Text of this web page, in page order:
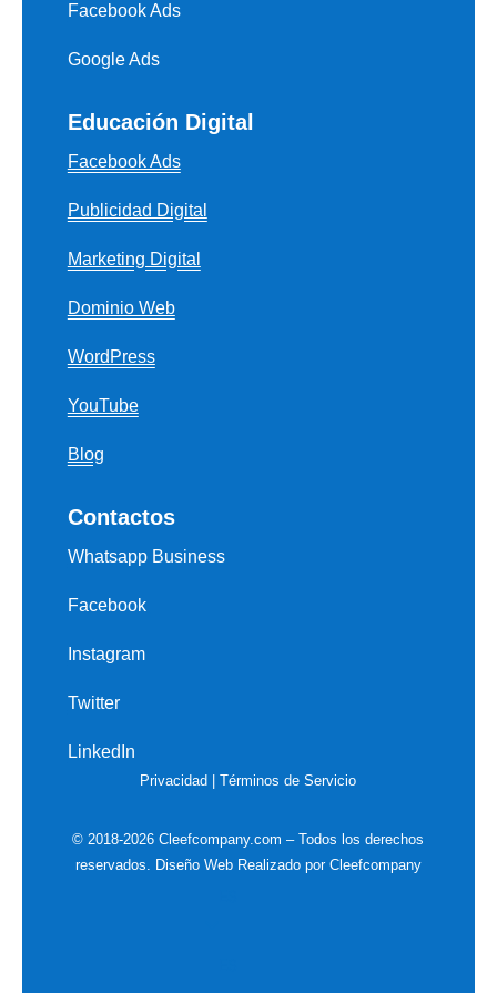
Facebook Ads
Google Ads
Educación Digital
Facebook Ads
Publicidad Digital
Marketing Digital
Dominio Web
WordPress
YouTube
Blog
Contactos
Whatsapp Business
Facebook
Instagram
Twitter
LinkedIn
Privacidad |Términos de Servicio
© 2018-2026 Cleefcompany.com – Todos los derechos
reservados. Diseño Web Realizado por Cleefcompany